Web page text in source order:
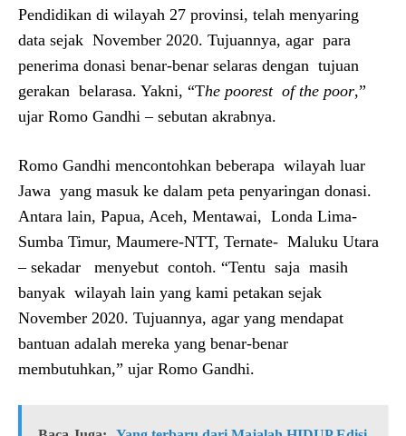
Pendidikan di wilayah 27 provinsi, telah menyaring
data sejak November 2020. Tujuannya, agar para
penerima donasi benar-benar selaras dengan tujuan
gerakan belarasa. Yakni, “The poorest of the poor,”
ujar Romo Gandhi – sebutan akrabnya.
Romo Gandhi mencontohkan beberapa wilayah luar
Jawa yang masuk ke dalam peta penyaringan donasi.
Antara lain, Papua, Aceh, Mentawai, Londa Lima-
Sumba Timur, Maumere-NTT, Ternate- Maluku Utara
– sekadar menyebut contoh. “Tentu saja masih
banyak wilayah lain yang kami petakan sejak
November 2020. Tujuannya, agar yang mendapat
bantuan adalah mereka yang benar-benar
membutuhkan,” ujar Romo Gandhi.